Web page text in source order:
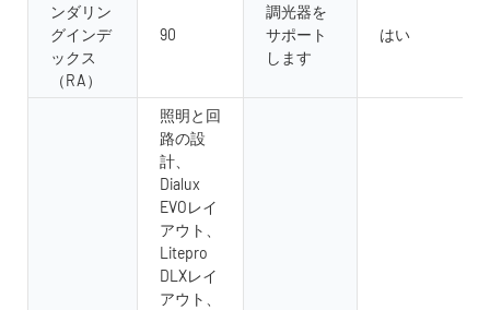
ンダリン
グインデ
ックス
（RA）
90
調光器を
サポート
します
はい
照明と回
路の設
計、
Dialux
EVOレイ
アウト、
Litepro
DLXレイ
アウト、